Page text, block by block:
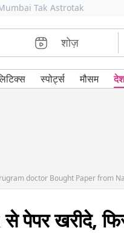
Tak Astrotak
शोज़
स्पोर्ट्स मौसम देश
doctor Bought Paper from
पेपर खरीदे,